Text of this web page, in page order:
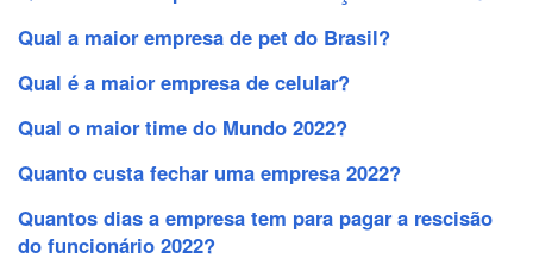
Qual a maior empresa de pet do Brasil?
Qual é a maior empresa de celular?
Qual o maior time do Mundo 2022?
Quanto custa fechar uma empresa 2022?
Quantos dias a empresa tem para pagar a rescisão
do funcionário 2022?